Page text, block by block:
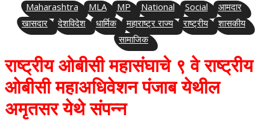
Maharashtra MLA MP National Social
आमदार
खासदार
देशविदेश धार्मिक महाराष्ट्र राज्य राष्ट्रीय
शासकीय
सामाजिक
राष्ट्रीय ओबीसी महासंघाचे ९ वे राष्ट्रीय
ओबीसी महाअधिवेशन पंजाब येथील
अमृतसर येथे संपन्न